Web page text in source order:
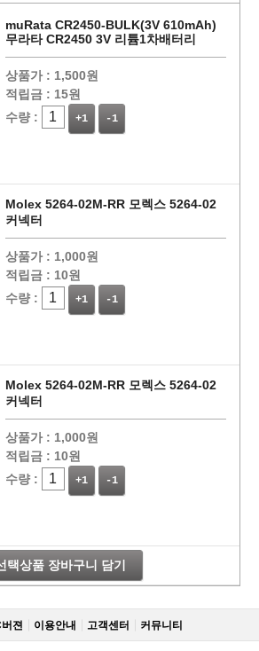
muRata CR2450-BULK(3V 610mAh)
무라타 CR2450 3V 리튬1차배터리
상품가 : 1,500원
적립금 : 15원
수량 :
+1 -1
Molex 5264-02M-RR 모렉스 5264-02
커넥터
상품가 : 1,000원
적립금 : 10원
수량 :
+1 -1
Molex 5264-02M-RR 모렉스 5264-02
커넥터
상품가 : 1,000원
적립금 : 10원
수량 :
+1 -1
택상품 장바구니 담기
버젼 이용안내 고객센터 커뮤니티